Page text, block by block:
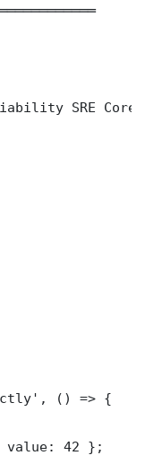
SRE
() => {
42 };